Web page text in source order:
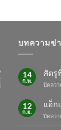
บทความข่
14
ก.พ.
ศัตรู
ปิดควา
12
ก.ย.
แอ็ก
ปิดควา